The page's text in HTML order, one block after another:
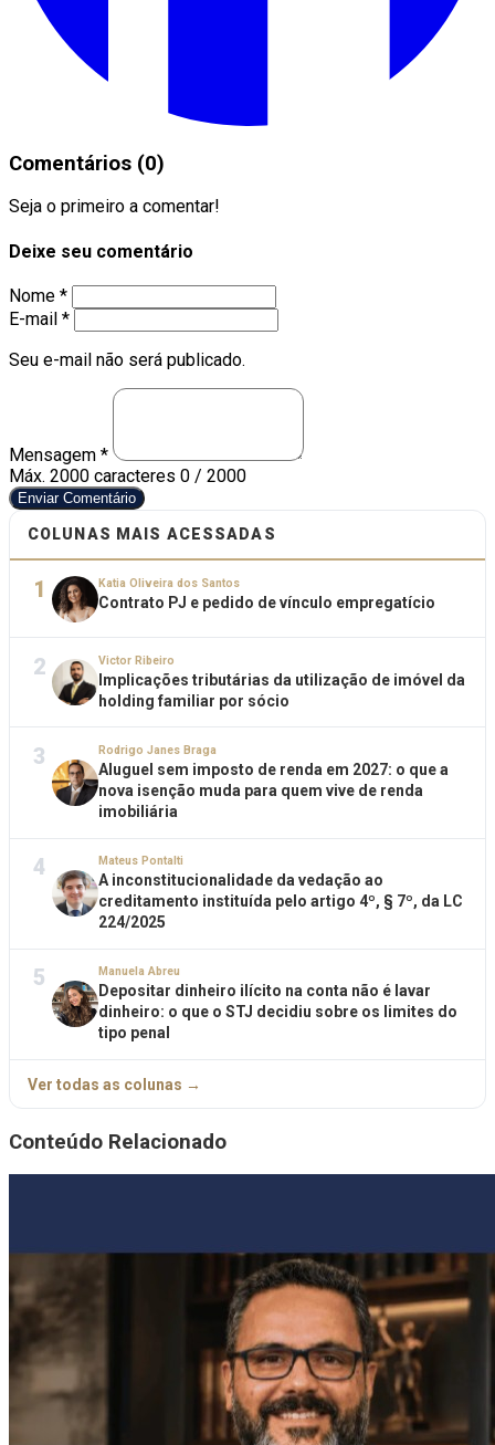
Comentários (0)
Seja o primeiro a comentar!
Deixe seu comentário
Nome *
E-mail *
Seu e-mail não será publicado.
Mensagem *
Máx. 2000 caracteres 0 / 2000
Enviar Comentário
COLUNAS MAIS ACESSADAS
1 Katia Oliveira dos Santos
Contrato PJ e pedido de vínculo empregatício
2 Victor Ribeiro
Implicações tributárias da utilização de imóvel da
holding familiar por sócio
3 Rodrigo Janes Braga
Aluguel sem imposto de renda em 2027: o que a
nova isenção muda para quem vive de renda
imobiliária
4 Mateus Pontalti
A inconstitucionalidade da vedação ao
creditamento instituída pelo artigo 4º, § 7º, da LC
224/2025
5 Manuela Abreu
Depositar dinheiro ilícito na conta não é lavar
dinheiro: o que o STJ decidiu sobre os limites do
tipo penal
Ver todas as colunas →
Conteúdo Relacionado